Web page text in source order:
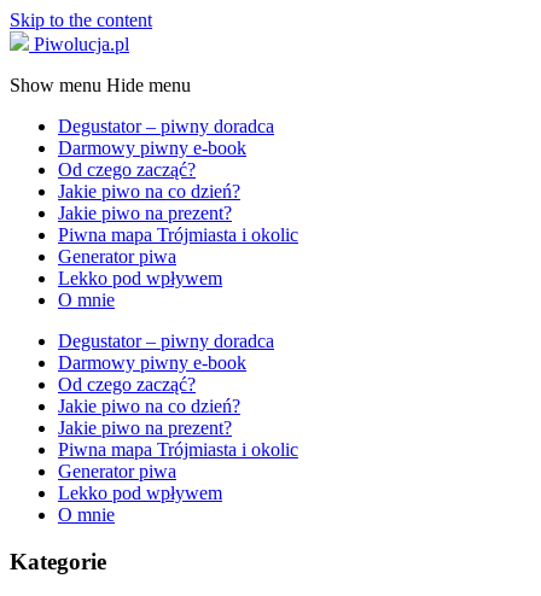
Skip to the content
Piwolucja.pl
Show menu Hide menu
Degustator – piwny doradca
Darmowy piwny e-book
Od czego zacząć?
Jakie piwo na co dzień?
Jakie piwo na prezent?
Piwna mapa Trójmiasta i okolic
Generator piwa
Lekko pod wpływem
O mnie
Degustator – piwny doradca
Darmowy piwny e-book
Od czego zacząć?
Jakie piwo na co dzień?
Jakie piwo na prezent?
Piwna mapa Trójmiasta i okolic
Generator piwa
Lekko pod wpływem
O mnie
Kategorie